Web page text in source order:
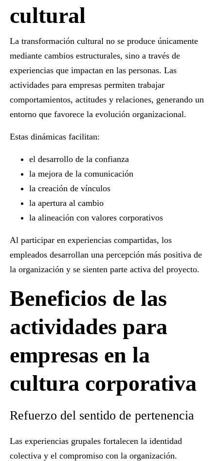
cultural
La transformación cultural no se produce únicamente
mediante cambios estructurales, sino a través de
experiencias que impactan en las personas. Las
actividades para empresas permiten trabajar
comportamientos, actitudes y relaciones, generando un
entorno que favorece la evolución organizacional.
Estas dinámicas facilitan:
el desarrollo de la confianza
la mejora de la comunicación
la creación de vínculos
la apertura al cambio
la alineación con valores corporativos
Al participar en experiencias compartidas, los
empleados desarrollan una percepción más positiva de
la organización y se sienten parte activa del proyecto.
Beneficios de las
actividades para
empresas en la
cultura corporativa
Refuerzo del sentido de pertenencia
Las experiencias grupales fortalecen la identidad
colectiva y el compromiso con la organización.